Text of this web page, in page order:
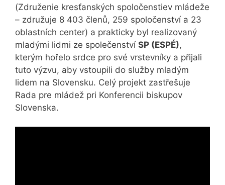
(Združenie kresťanských spoločenstiev mládeže
– združuje 8 403 členů, 259 spoločenství a 23
oblastních center) a prakticky byl realizovaný
mladými lidmi ze společenství SP (ESPÉ),
kterým hořelo srdce pro své vrstevníky a přijali
tuto výzvu, aby vstoupili do služby mladým
lidem na Slovensku. Celý projekt zastřešuje
Rada pre mládež pri Konferencii biskupov
Slovenska.